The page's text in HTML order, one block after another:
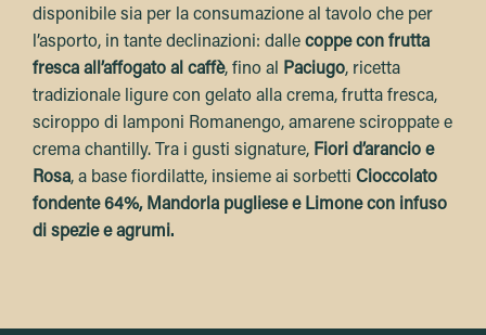
disponibile sia per la consumazione al tavolo che per
l’asporto, in tante declinazioni: dalle coppe con frutta
fresca all’affogato al caffè, fino al Paciugo, ricetta
tradizionale ligure con gelato alla crema, frutta fresca,
sciroppo di lamponi Romanengo, amarene sciroppate e
crema chantilly. Tra i gusti signature, Fiori d’arancio e
Rosa, a base fiordilatte, insieme ai sorbetti Cioccolato
fondente 64%, Mandorla pugliese e Limone con infuso
di spezie e agrumi.